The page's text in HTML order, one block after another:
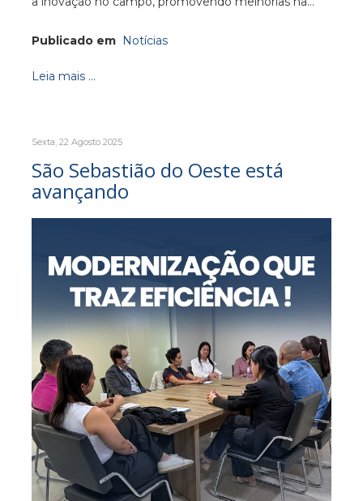
Publicado em Notícias
Leia mais ...
Sexta, 22 Agosto 2025
São Sebastião do Oeste está
avançando